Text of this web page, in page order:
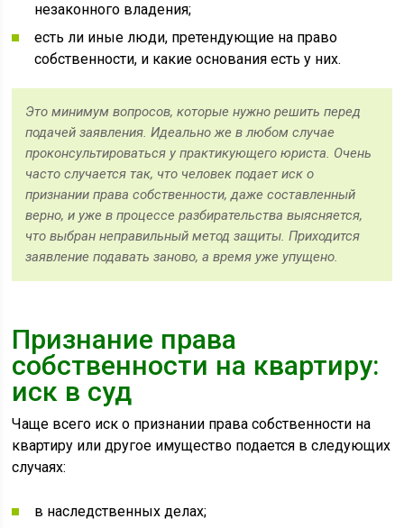
незаконного владения;
есть ли иные люди, претендующие на право
собственности, и какие основания есть у них.
Это минимум вопросов, которые нужно решить перед
подачей заявления. Идеально же в любом случае
проконсультироваться у практикующего юриста. Очень
часто случается так, что человек подает иск о
признании права собственности, даже составленный
верно, и уже в процессе разбирательства выясняется,
что выбран неправильный метод защиты. Приходится
заявление подавать заново, а время уже упущено.
Признание права
собственности на квартиру:
иск в суд
Чаще всего иск о признании права собственности на
квартиру или другое имущество подается в следующих
случаях:
в наследственных делах;